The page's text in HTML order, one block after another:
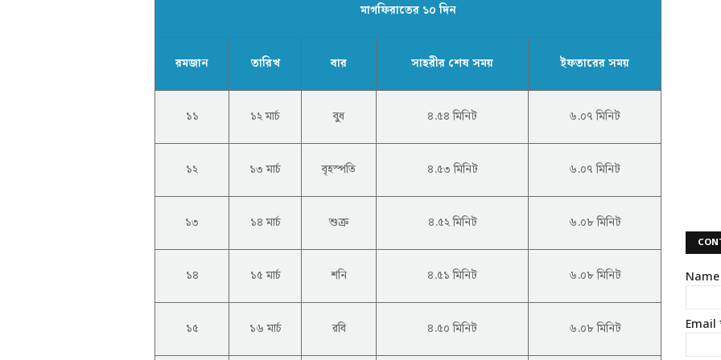
মাগফিরাতের ১০ দিন
রমজান তারিখ বার সাহরীর শেষ সময় ইফতারের সময়
১১ ১২ মার্চ বুধ ৪.৫৪ মিনিট ৬.০৭ মিনিট
১২ ১৩ মার্চ বৃহস্পতি ৪.৫৩ মিনিট ৬.০৭ মিনিট
১৩ ১৪ মার্চ শুক্র ৪.৫২ মিনিট ৬.০৮ মিনিট
১৪ ১৫ মার্চ শনি ৪.৫১ মিনিট ৬.০৮ মিনিট
১৫ ১৬ মার্চ রবি ৪.৫০ মিনিট ৬.০৮ মিনিট
Name
Email